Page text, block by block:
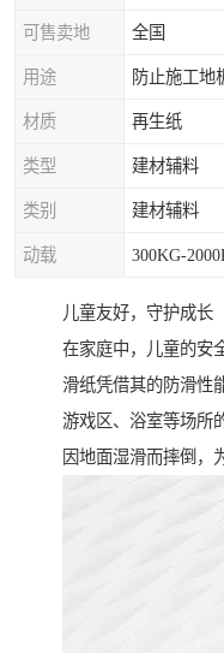
可售卖地 全国
用途 防止施工地
材质 再生纸
类型 建材辅料
类别 建材辅料
动载 300KG-
儿童友好，守护成长
在家庭中，儿童的安
滑纸凭借其的防滑性
游戏区、浴室等场所
因地面湿滑而摔倒，